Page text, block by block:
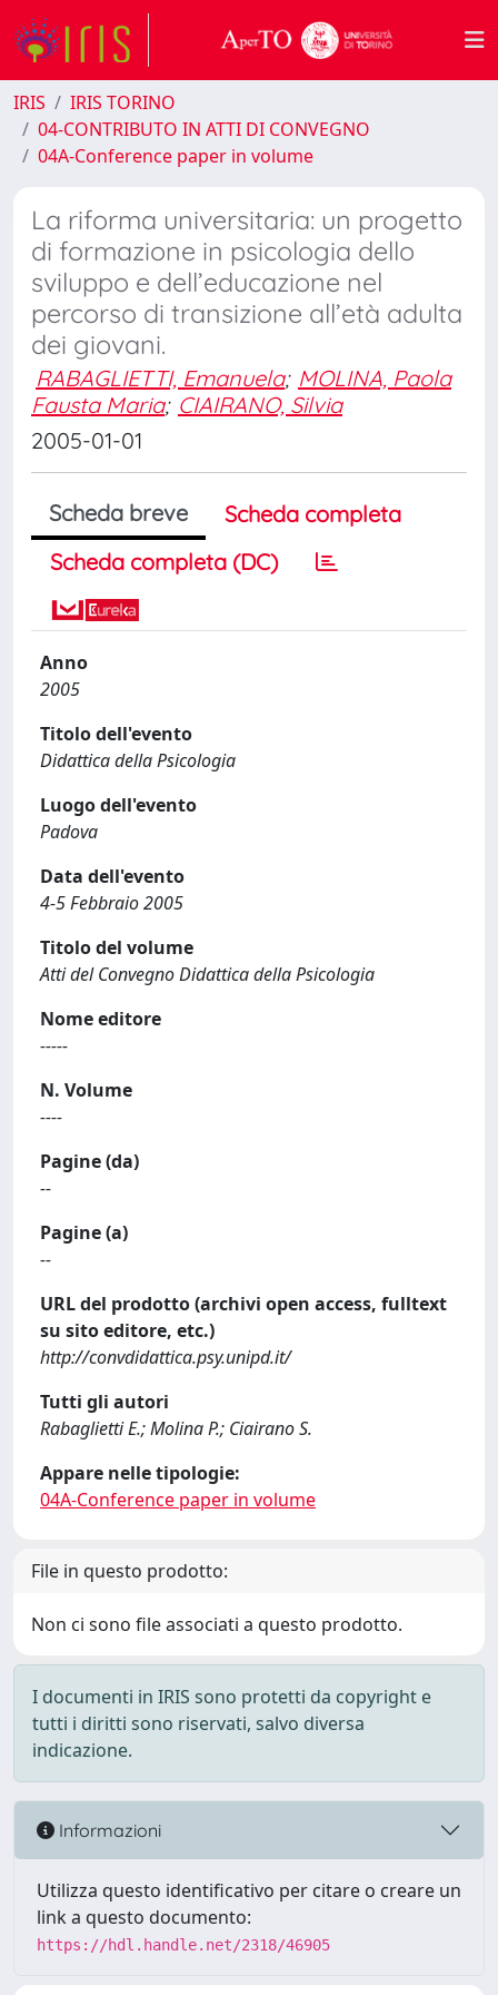
IRIS
IRIS TORINO
04-CONTRIBUTO IN ATTI DI CONVEGNO
04A-Conference paper in volume
La riforma universitaria: un progetto
di formazione in psicologia dello
sviluppo e dell’educazione nel
percorso di transizione all’età adulta
dei giovani.
RABAGLIETTI, Emanuela; MOLINA, Paola
Fausta Maria; CIAIRANO, Silvia
2005-01-01
Scheda breve
Scheda completa
Scheda completa (DC)
Anno
2005
Titolo dell'evento
Didattica della Psicologia
Luogo dell'evento
Padova
Data dell'evento
4-5 Febbraio 2005
Titolo del volume
Atti del Convegno Didattica della Psicologia
Nome editore
-----
N. Volume
----
Pagine (da)
--
Pagine (a)
--
URL del prodotto (archivi open access, fulltext
su sito editore, etc.)
http://convdidattica.psy.unipd.it/
Tutti gli autori
Rabaglietti E.; Molina P.; Ciairano S.
Appare nelle tipologie:
04A-Conference paper in volume
File in questo prodotto:
Non ci sono file associati a questo prodotto.
I documenti in IRIS sono protetti da copyright e
tutti i diritti sono riservati, salvo diversa
indicazione.
Informazioni
Utilizza questo identificativo per citare o creare un
link a questo documento:
https://hdl.handle.net/2318/46905